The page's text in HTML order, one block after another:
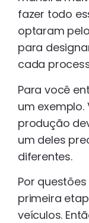
fazer todo
optaram
para
cada
Para você
um
produção
um deles
diferentes.
Por
primeira
veículos.